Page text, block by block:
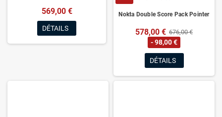
569,00 €
DÉTAILS
Nokta Double Score Pack Pointer
578,00 € 676,00 €
- 98,00 €
DÉTAILS